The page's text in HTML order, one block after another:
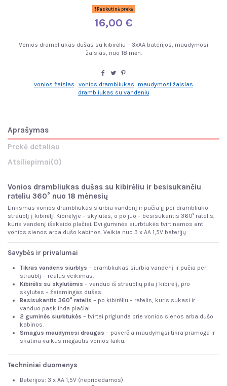
Paskutinė prekė
16,00 €
Vonios drambliukas dušas su kibirėliu – 3xAA baterijos, maudymosi
žaislas, nuo 18 mėn.
vonios žaislas vonios drambliukas
maudymosi žaislas
drambliukas su vandeniu
Aprašymas
Prekė detaliau
Atsiliepimai(0)
Vonios drambliukas dušas su kibirėliu ir besisukančiu
rateliu 360° nuo 18 mėnesių
Linksmas vonios drambliukas siurbia vandenį ir pučia jį per drambliuko
straublį į kibirėlį! Kibirėlyje – skylutės, o po juo – besisukantis 360° ratelis,
kuris vandenį išskaido plačiai. Dvi guminės siurbtukės tvirtinamos ant
vonios sienos arba dušo kabinos. Veikia nuo 3 x AA 1,5V baterijų.
Savybės ir privalumai
Tikras vandens siurblys – drambliukas siurbia vandenį ir pučia per
straublį – realus veikimas.
Kibirėlis su skylutėmis – vanduo iš straublių pila į kibirėlį, pro
skylutes – žaismingas dušas.
Besisukantis 360° ratelis – po kibirėliu – ratelis, kuris sukasi ir
vanduo pasklinda plačiai.
2 guminės siurbtukės – tvirtai priglunda prie vonios sienos arba dušo
kabinos.
Smagus maudymosi draugas – paverčia maudymąsi tikra pramoga ir
skatina vaikus mėgautis vonios laiku.
Techniniai duomenys
Baterijos: 3 x AA 1,5V (nepridedamos)